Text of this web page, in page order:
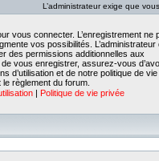
L’administrateur exige que
vous connecter. L’enregistrement ne
vos possibilités. L’administrateur
des permissions additionnelles aux
vous enregistrer, assurez-vous
d’utilisation et de notre politique de
règlement du forum.
| Politique de vie privée